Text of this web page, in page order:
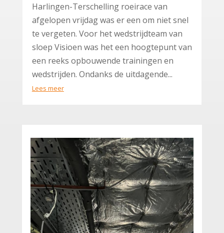
Harlingen-Terschelling roeirace van
afgelopen vrijdag was er een om niet snel
te vergeten. Voor het wedstrijdteam van
sloep Visioen was het een hoogtepunt van
een reeks opbouwende trainingen en
wedstrijden. Ondanks de uitdagende...
Lees meer